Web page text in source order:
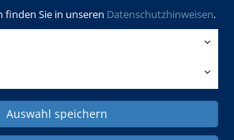
Sie in unseren Datenschutzhinweisen.
Auswahl speichern
Beruf, IT & Digitales